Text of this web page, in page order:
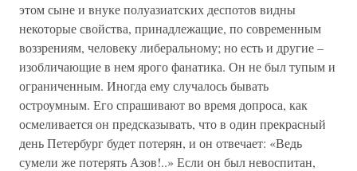
этом сыне и внуке полуазиатских деспотов видны
некоторые свойства, принадлежащие, по современным
воззрениям, человеку либеральному; но есть и другие –
изобличающие в нем ярого фанатика. Он не был тупым и
ограниченным. Иногда ему случалось бывать
остроумным. Его спрашивают во время допроса, как
осмеливается он предсказывать, что в один прекрасный
день Петербург будет потерян, и он отвечает: «Ведь
сумели же потерять Азов!..» Если он был невоспитан,